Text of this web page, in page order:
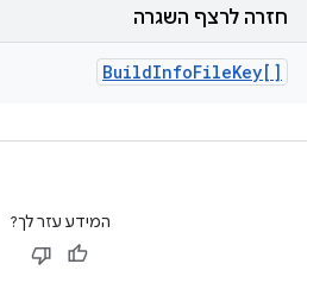
חזרה לרצף השגרה
BuildInfoFileKey[]
המידע עזר לך?